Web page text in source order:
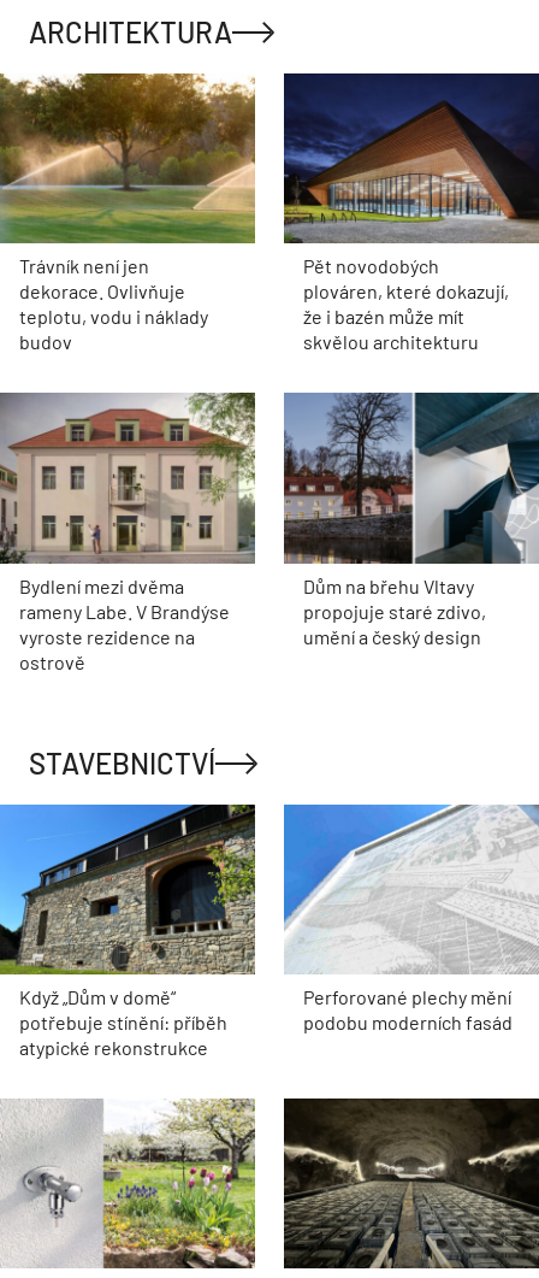
ARCHITEKTURA
Trávník není jen
dekorace. Ovlivňuje
teplotu, vodu i náklady
budov
Pět novodobých
plováren, které dokazují,
že i bazén může mít
skvělou architekturu
Bydlení mezi dvěma
rameny Labe. V Brandýse
vyroste rezidence na
ostrově
Dům na břehu Vltavy
propojuje staré zdivo,
umění a český design
STAVEBNICTVÍ
Když „Dům v domě“
potřebuje stínění: příběh
atypické rekonstrukce
Perforované plechy mění
podobu moderních fasád